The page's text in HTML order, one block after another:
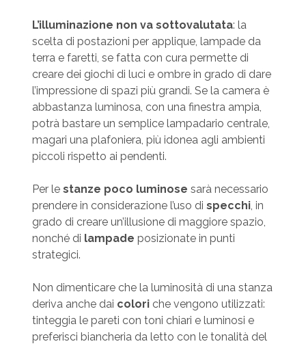
L’illuminazione non va sottovalutata: la
scelta di postazioni per applique, lampade da
terra e faretti, se fatta con cura permette di
creare dei giochi di luci e ombre in grado di dare
l’impressione di spazi più grandi. Se la camera è
abbastanza luminosa, con una finestra ampia,
potrà bastare un semplice lampadario centrale,
magari una plafoniera, più idonea agli ambienti
piccoli rispetto ai pendenti.
Per le stanze poco luminose sarà necessario
prendere in considerazione l’uso di specchi, in
grado di creare un’illusione di maggiore spazio,
nonché di lampade posizionate in punti
strategici.
Non dimenticare che la luminosità di una stanza
deriva anche dai coloriche vengono utilizzati:
tinteggia le pareti con toni chiari e luminosi e
preferisci biancheria da letto con le tonalità del